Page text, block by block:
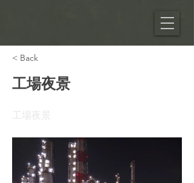
< Back
工場夜景
​工場夜景